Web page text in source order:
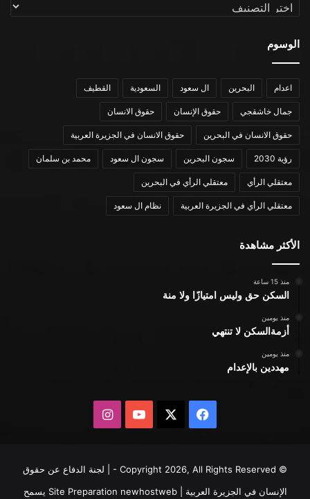
التصنيفات
الوسوم
اعدام البحرين ال سعود السعودية القطيف
جمال خاشقجي حقوق الإنسان حقوق الانسان
حقوق الانسان في البحرين حقوق الانسان في الجزيرة العربية
رؤية 2030 سجون البحرين سجون ال سعود محمد بن سلمان
معتقلي الرأي معتقلي الرأي في البحرين
معتقلي الرأي في الجزيرة العربية نظام ال سعود
الأكثر مشاهدة
منذ 15 ساعة
السكن حق وليس امتيازًا ولا منة
منذ يومين
أزمةالسكن لا تنتهي
منذ يومين
مهددين بالإعدام
فيسبوك يوتيوبانستقرام
© Copyright 2026, All Rights Reserved - | لجنة الدفاع عن حقوق
الإنسان في الجزيرة العربية | Site Preparationnewhostweb يسمح